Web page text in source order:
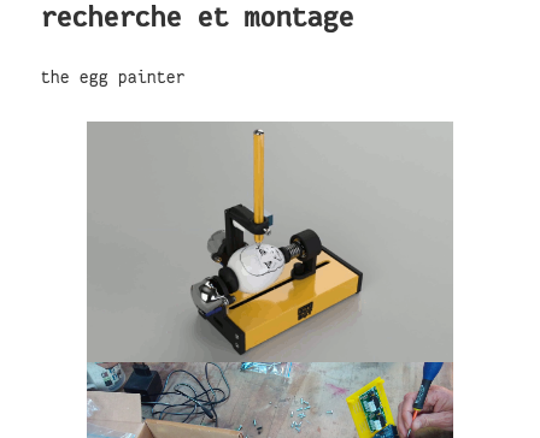
recherche et montage
the egg painter